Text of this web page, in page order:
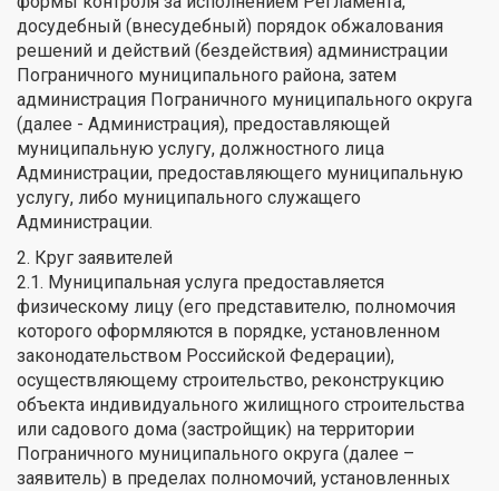
досудебный (внесудебный) порядок обжалования
решений и действий (бездействия) администрации
Пограничного муниципального района, затем
администрация Пограничного муниципального округа
(далее - Администрация), предоставляющей
муниципальную услугу, должностного лица
Администрации, предоставляющего муниципальную
услугу, либо муниципального служащего
Администрации.
2. Круг заявителей
2.1. Муниципальная услуга предоставляется
физическому лицу (его представителю, полномочия
которого оформляются в порядке, установленном
законодательством Российской Федерации),
осуществляющему строительство, реконструкцию
объекта индивидуального жилищного строительства
или садового дома (застройщик) на территории
Пограничного муниципального округа (далее –
заявитель) в пределах полномочий, установленных